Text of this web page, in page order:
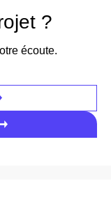
?
écoute.